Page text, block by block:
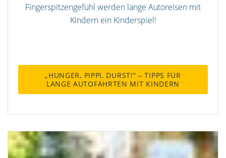
Fingerspitzengefühl werden lange Autoreisen mit
Kindern ein Kinderspiel!
„HUNGER, PIPPI, DURST!“ – TIPPS FÜR
LANGE AUTOFAHRTEN MIT KINDERN